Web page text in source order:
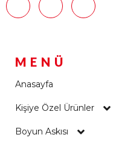
MENÜ
Anasayfa
Kişiye Özel Ürünler
Boyun Askısı